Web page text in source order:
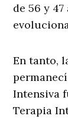
de 56 y
En tanto,
Intensiva
Terapia